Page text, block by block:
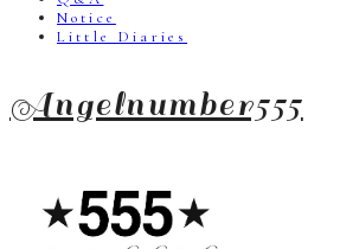
Notice
Little Diaries
Angelnumber555